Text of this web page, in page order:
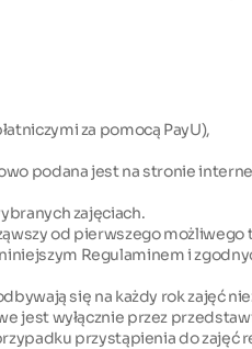
za pomocą PayU),
podana jest na stronie
zajęciach.
od pierwszego
Regulaminem i
się na każdy rok zajęć
jest wyłącznie przez
przystąpienia do zajęć